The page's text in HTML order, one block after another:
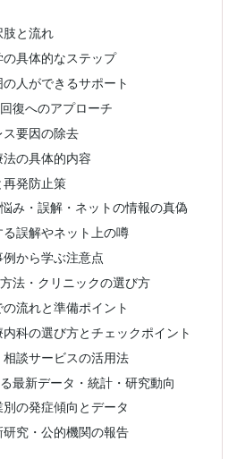
肢と流れ
具体的なステップ
人ができるサポート
復へのアプローチ
要因の除去
の具体的内容
再発防止策
み・誤解・ネットの情報の真偽
誤解やネット上の噂
から学ぶ注意点
法・クリニックの選び方
流れと準備ポイント
科の選び方とチェックポイント
談サービスの活用法
最新データ・統計・研究動向
の発症傾向とデータ
究・公的機関の報告